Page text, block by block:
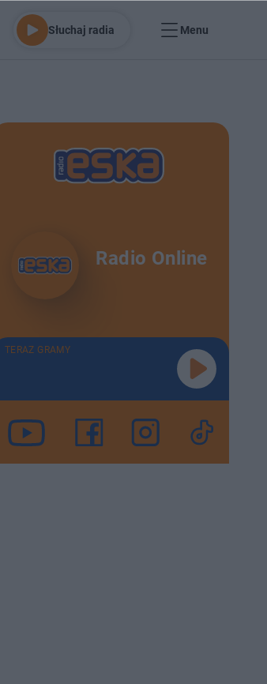
Słuchaj radia Menu
Radio Online
TERAZ GRAMY